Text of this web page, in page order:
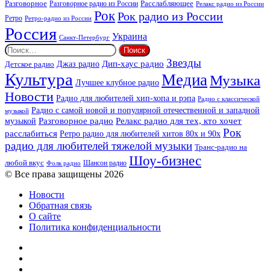
Разговорное Разговорное радио из России Расслабляющее Релакс радио из России
Ретро Ретро-радио из России РокРок радио из России
Россия Санкт-Петербург Украина
Найти:
Детское радио Джаз радио Дип-хаус радио Звезды
Культура Лучшее клубное радио Медиа Музыка
Новости Радио для любителей хип-хопа и рэпа Радио с классической
музыкой Радио с самой новой и популярной отечественной и западной
музыкой Разговорное радио Релакс радио для тех, кто хочет
расслабиться Ретро радио для любителей хитов 80х и 90х Рок
радио для любителей тяжелой музыки Транс-радио на
любой вкус Фолк радио Шансон радио Шоу-бизнес
© Все права защищены 2026
Новости
Обратная связь
О сайте
Политика конфиденциальности